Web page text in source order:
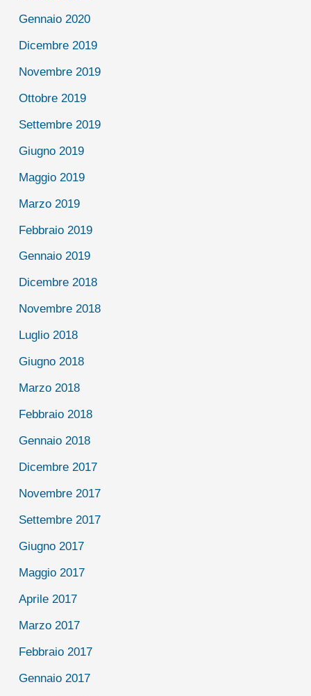
Gennaio 2020
Dicembre 2019
Novembre 2019
Ottobre 2019
Settembre 2019
Giugno 2019
Maggio 2019
Marzo 2019
Febbraio 2019
Gennaio 2019
Dicembre 2018
Novembre 2018
Luglio 2018
Giugno 2018
Marzo 2018
Febbraio 2018
Gennaio 2018
Dicembre 2017
Novembre 2017
Settembre 2017
Giugno 2017
Maggio 2017
Aprile 2017
Marzo 2017
Febbraio 2017
Gennaio 2017